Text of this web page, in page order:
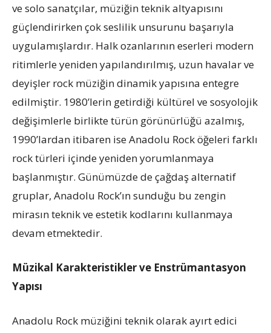
ve solo sanatçılar, müziğin teknik altyapısını
güçlendirirken çok seslilik unsurunu başarıyla
uygulamışlardır. Halk ozanlarının eserleri modern
ritimlerle yeniden yapılandırılmış, uzun havalar ve
deyişler rock müziğin dinamik yapısına entegre
edilmiştir. 1980’lerin getirdiği kültürel ve sosyolojik
değişimlerle birlikte türün görünürlüğü azalmış,
1990’lardan itibaren ise Anadolu Rock öğeleri farklı
rock türleri içinde yeniden yorumlanmaya
başlanmıştır. Günümüzde de çağdaş alternatif
gruplar, Anadolu Rock’ın sunduğu bu zengin
mirasın teknik ve estetik kodlarını kullanmaya
devam etmektedir.
Müzikal Karakteristikler ve Enstrümantasyon
Yapısı
Anadolu Rock müziğini teknik olarak ayırt edici